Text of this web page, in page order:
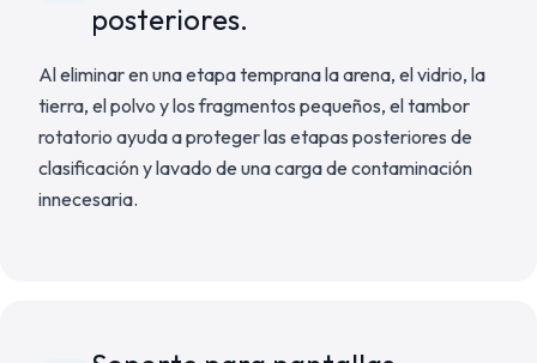
posteriores.
Al eliminar en una etapa temprana la arena, el vidrio, la
tierra, el polvo y los fragmentos pequeños, el tambor
rotatorio ayuda a proteger las etapas posteriores de
clasificación y lavado de una carga de contaminación
innecesaria.